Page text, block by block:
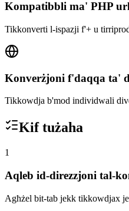
Kompatibbli ma' PHP
Tikkonverti l-ispazji f'+ u
Konverżjoni f'daqqa ta'
Tikkowdja b'mod individwali
Kif tużaha
1
Aqleb id-direzzjoni tal-
Agħżel bit-tab jekk tikkowdjax